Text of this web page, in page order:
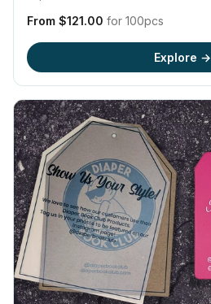
From $121.00 for 100pcs
Explore →